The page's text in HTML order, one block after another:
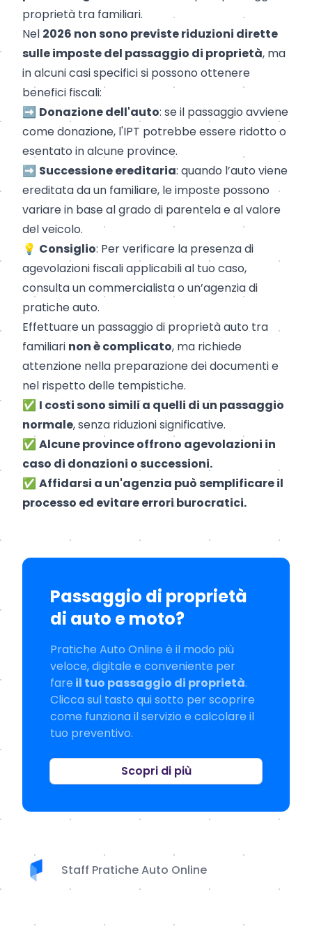
proprietà tra familiari.
Nel 2026 non sono previste riduzioni dirette
sulle imposte del passaggio di proprietà, ma
in alcuni casi specifici si possono ottenere
benefici fiscali:
➡️ Donazione dell'auto: se il passaggio avviene
come donazione, l'IPT potrebbe essere ridotto o
esentato in alcune province.
➡️ Successione ereditaria: quando l’auto viene
ereditata da un familiare, le imposte possono
variare in base al grado di parentela e al valore
del veicolo.
💡 Consiglio: Per verificare la presenza di
agevolazioni fiscali applicabili al tuo caso,
consulta un commercialista o un’agenzia di
pratiche auto.
Effettuare un passaggio di proprietà auto tra
familiari non è complicato, ma richiede
attenzione nella preparazione dei documenti e
nel rispetto delle tempistiche.
✅ I costi sono simili a quelli di un passaggio
normale, senza riduzioni significative.
✅ Alcune province offrono agevolazioni in
caso di donazioni o successioni.
✅ Affidarsi a un'agenzia può semplificare il
processo ed evitare errori burocratici.
Passaggio di proprietà
di auto e moto?
Pratiche Auto Online è il modo più
veloce, digitale e conveniente per
fare il tuo passaggio di proprietà.
Clicca sul tasto qui sotto per scoprire
come funziona il servizio e calcolare il
tuo preventivo.
Scopri di più
Staff Pratiche Auto Online